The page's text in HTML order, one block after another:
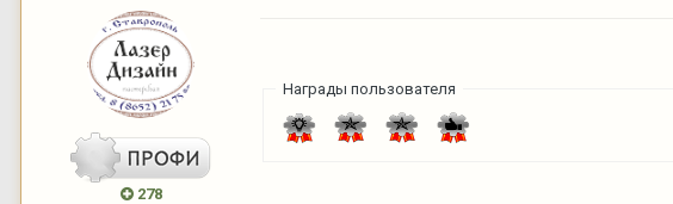
278
Награды пользователя